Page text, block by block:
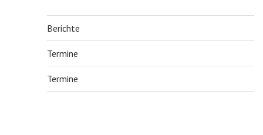
Berichte
Termine
Termine